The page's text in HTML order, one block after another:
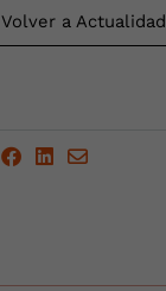
Volver a Actualidad